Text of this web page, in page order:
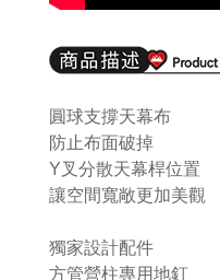
圓球支撐天幕布
防止布面破掉
Y叉分散天幕桿位置
讓空間寬敞更加美觀
獨家設計配件
方管營柱專用地釘